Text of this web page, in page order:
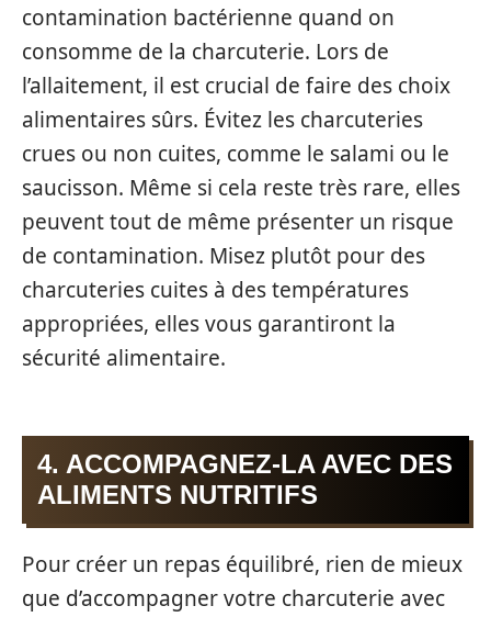
contamination bactérienne quand on
consomme de la charcuterie. Lors de
l’allaitement, il est crucial de faire des choix
alimentaires sûrs. Évitez les charcuteries
crues ou non cuites, comme le salami ou le
saucisson. Même si cela reste très rare, elles
peuvent tout de même présenter un risque
de contamination. Misez plutôt pour des
charcuteries cuites à des températures
appropriées, elles vous garantiront la
sécurité alimentaire.
4. ACCOMPAGNEZ-LA AVEC DES
ALIMENTS NUTRITIFS
Pour créer un repas équilibré, rien de mieux
que d’accompagner votre charcuterie avec